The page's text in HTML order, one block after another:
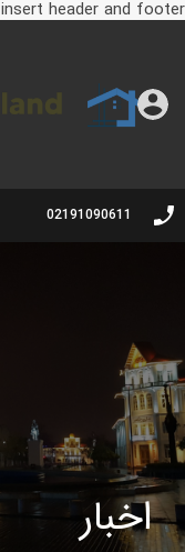
insert header and footer
02191090611
اخبار